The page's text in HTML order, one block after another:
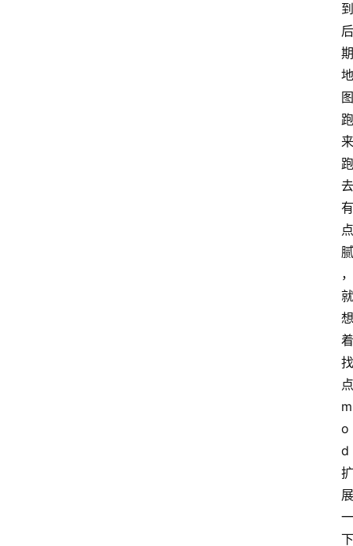
到
后
期
地
图
跑
来
跑
去
有
点
腻
，
就
想
着
找
点
m
o
d
扩
展
一
下